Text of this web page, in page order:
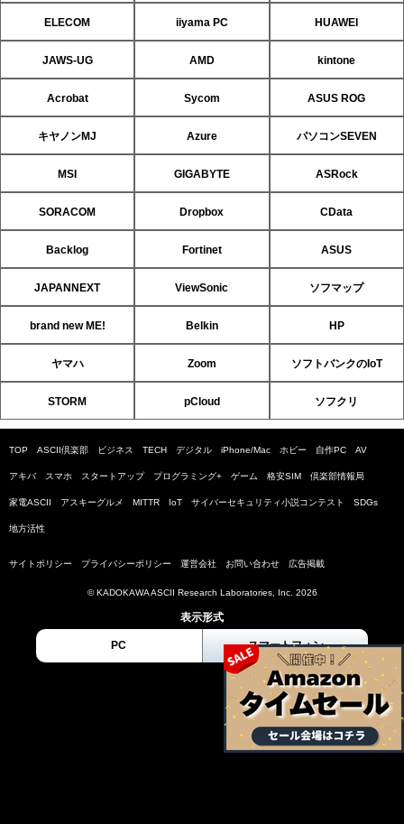
ELECOM iiyama PC HUAWEI
JAWS-UG AMD kintone
Acrobat Sycom ASUS ROG
キヤノンMJ Azure パソコンSEVEN
MSI GIGABYTE ASRock
SORACOM Dropbox CData
Backlog Fortinet ASUS
JAPANNEXT ViewSonic ソフマップ
brand new ME! Belkin HP
ヤマハ Zoom ソフトバンクのIoT
STORM pCloud ソフクリ
TOP ASCII倶楽部 ビジネス TECH デジタル iPhone/Mac ホビー 自作PC AV
アキバ スマホ スタートアップ プログラミング+ ゲーム 格安SIM 倶楽部情報局
家電ASCII アスキーグルメ MITTR IoT サイバーセキュリティ小説コンテスト SDGs
地方活性
サイトポリシー プライバシーポリシー 運営会社 お問い合わせ 広告掲載
© KADOKAWA ASCII Research Laboratories, Inc. 2026
表示形式
PC スマートフォン